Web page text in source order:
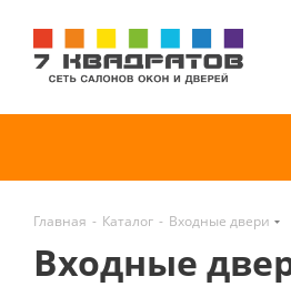
Главная - Каталог - Входные двери
Входные